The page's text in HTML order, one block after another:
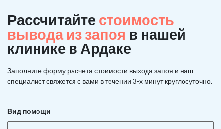
Рассчитайте стоимость
вывода из запоя в нашей
клинике в Ардаке
Заполните форму расчета стоимости выхода запоя и наш
специалист свяжется с вами в течении 3-х минут круглосуточно.
Вид помощи